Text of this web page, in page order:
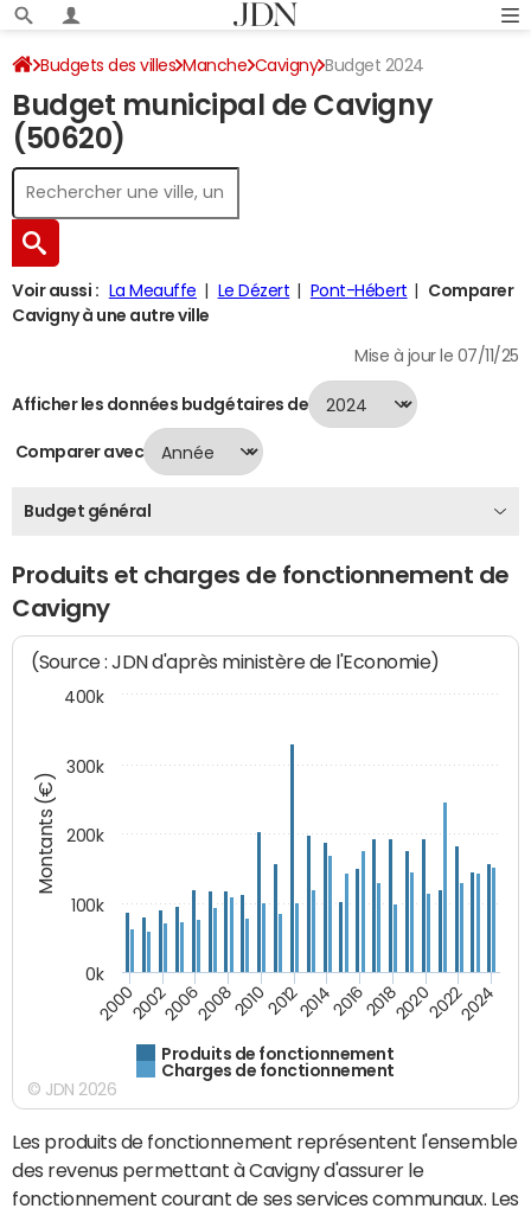
Budgets des villes Manche Cavigny Budget 2024
Budget municipal de Cavigny
(50620)
Voir aussi : La Meauffe Le Dézert Pont-Hébert
Comparer
Cavigny à une autre ville
Mise à jour le 07/11/25
Afficher les données budgétaires de
Comparer avec
Budget général
Produits et charges de fonctionnement de
Cavigny
Montants (€)
(Source : JDN d'après ministère de l'Economie)
Produits de fonctionnement
Charges de fonctionnement
200020022006200820102012201420162018202020222024
0k
100k
200k
300k
400k
© JDN 2026
Les produits de fonctionnement représentent l'ensemble
des revenus permettant à Cavigny d'assurer le
fonctionnement courant de ses services communaux. Les